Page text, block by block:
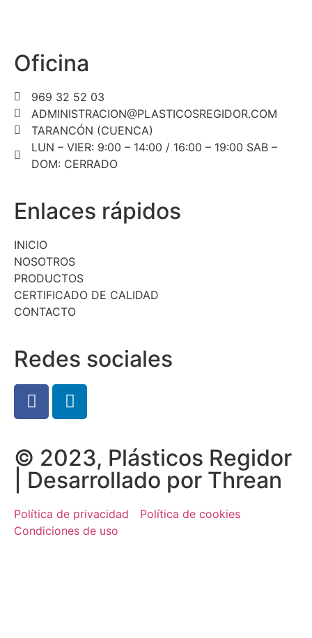
Oficina
969 32 52 03
ADMINISTRACION@PLASTICOSREGIDOR.COM
TARANCÓN (CUENCA)
LUN – VIER: 9:00 – 14:00 / 16:00 – 19:00 SAB –
DOM: CERRADO
Enlaces rápidos
INICIO
NOSOTROS
PRODUCTOS
CERTIFICADO DE CALIDAD
CONTACTO
Redes sociales
© 2023, Plásticos Regidor
| Desarrollado por Threan
Política de privacidad
Política de cookies
Condiciones de uso